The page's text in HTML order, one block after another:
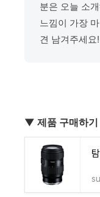
분은 오늘 소
느낌이 가장
견 남겨주세요
▼ 제품 구매하기